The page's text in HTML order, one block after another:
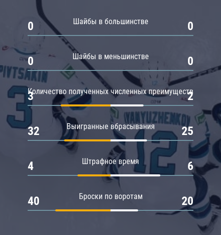
Шайбы в большинстве
0 0
Шайбы в меньшинстве
0 0
Количество полученных численных преимуществ
3 2
Выигранные вбрасывания
32 25
Штрафное время
4 6
Броски по воротам
40 20